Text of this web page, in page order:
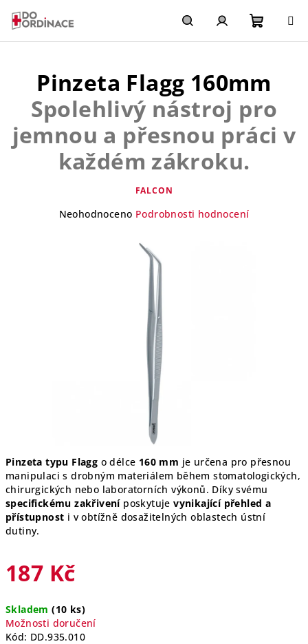
obsah
HledatPřihlášení
košík
Pinzeta typu Flagg o délce 160 mm je určena pro přesnou
manipulaci s drobným materiálem během stomatologických,
chirurgických nebo laboratorních výkonů. Díky svému
specifickému zakřiveníposkytujevynikající přehled a
přístupnost i v obtížně dosažitelných oblastech ústní
dutiny.
187 Kč
cena:
Skladem(10 ks)
Možnosti doručení
Kód: DD.935.010
Pinzeta Flagg 160mm
Spolehlivý nástroj pro
jemnou a přesnou práci v
každém zákroku.
FALCON
Průměrné
Neohodnoceno Podrobnosti hodnocení